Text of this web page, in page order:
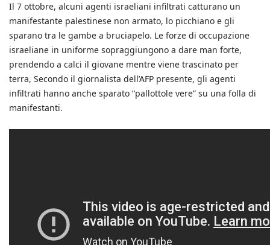
Il 7 ottobre, alcuni agenti israeliani infiltrati catturano un
manifestante palestinese non armato, lo picchiano e gli
sparano tra le gambe a bruciapelo. Le forze di occupazione
israeliane in uniforme sopraggiungono a dare man forte,
prendendo a calci il giovane mentre viene trascinato per
terra, Secondo il giornalista dell’AFP presente, gli agenti
infiltrati hanno anche sparato “pallottole vere” su una folla di
manifestanti.